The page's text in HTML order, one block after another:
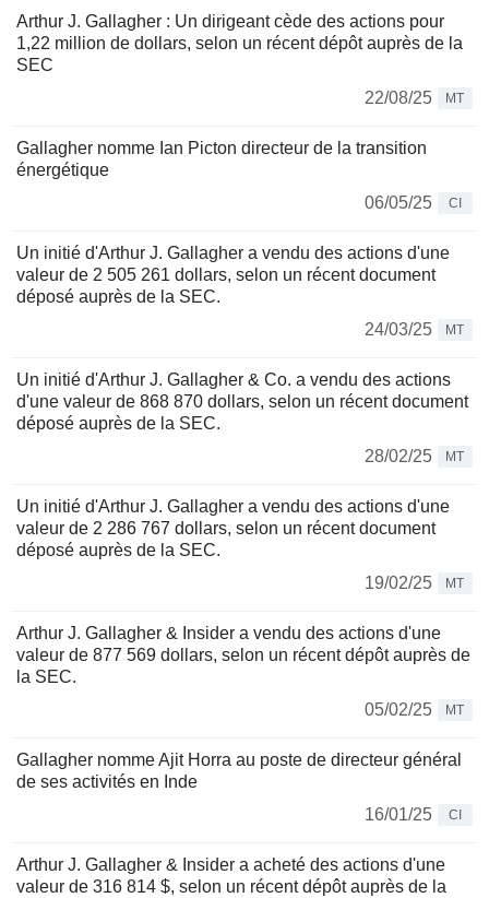
Arthur J. Gallagher : Un dirigeant cède des actions pour
1,22 million de dollars, selon un récent dépôt auprès de la
SEC
22/08/25
MT
Gallagher nomme Ian Picton directeur de la transition
énergétique
06/05/25
CI
Un initié d'Arthur J. Gallagher a vendu des actions d'une
valeur de 2 505 261 dollars, selon un récent document
déposé auprès de la SEC.
24/03/25
MT
Un initié d'Arthur J. Gallagher & Co. a vendu des actions
d'une valeur de 868 870 dollars, selon un récent document
déposé auprès de la SEC.
28/02/25
MT
Un initié d'Arthur J. Gallagher a vendu des actions d'une
valeur de 2 286 767 dollars, selon un récent document
déposé auprès de la SEC.
19/02/25
MT
Arthur J. Gallagher & Insider a vendu des actions d'une
valeur de 877 569 dollars, selon un récent dépôt auprès de
la SEC.
05/02/25
MT
Gallagher nomme Ajit Horra au poste de directeur général
de ses activités en Inde
16/01/25
CI
Arthur J. Gallagher & Insider a acheté des actions d'une
valeur de 316 814 $, selon un récent dépôt auprès de la